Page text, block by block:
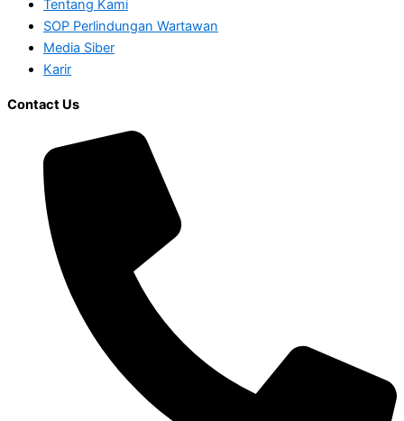
Tentang Kami
SOP Perlindungan Wartawan
Media Siber
Karir
Contact Us